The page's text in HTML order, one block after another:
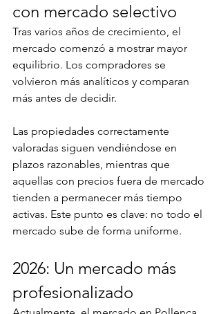
con mercado selectivo
Tras varios años de crecimiento, el
mercado comenzó a mostrar mayor
equilibrio. Los compradores se
volvieron más analíticos y comparan
más antes de decidir.
Las propiedades correctamente
valoradas siguen vendiéndose en
plazos razonables, mientras que
aquellas con precios fuera de mercado
tienden a permanecer más tiempo
activas. Este punto es clave: no todo el
mercado sube de forma uniforme.
2026: Un mercado más
profesionalizado